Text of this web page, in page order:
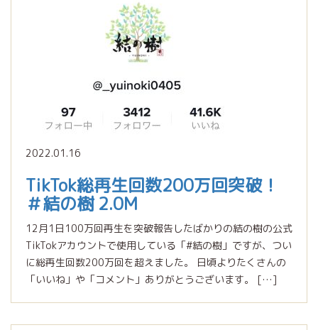
2022.01.16
TikTok総再生回数200万回突破！
＃結の樹 2.0M
12月1日100万回再生を突破報告したばかりの結の樹の公式
TikTokアカウントで使用している「#結の樹」ですが、つい
に総再生回数200万回を超えました。 日頃よりたくさんの
「いいね」や「コメント」ありがとうございます。 […]